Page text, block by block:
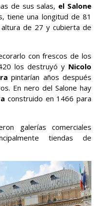
de sus salas, el Salone
tiene una longitud de 81
de 27 y cubierta de
con frescos de los
los destruyó y Nicolo
pintarían años después
En nero del Salone hay
construido en 1466 para
galerías comerciales
tiendas de